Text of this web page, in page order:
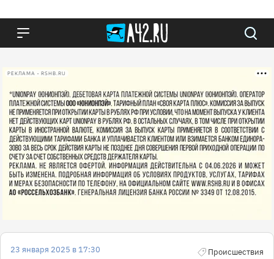
РЕКЛАМА • RSHB.RU
23 января 2025 в 17:30 Происшествия